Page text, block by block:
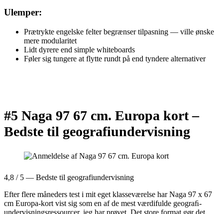
Ulemper:
Prætrykte engelske felter begrænser tilpasning — ville ønske
mere modularitet
Lidt dyrere end simple whiteboards
Føler sig tungere at flytte rundt på end tyndere alternativer
#5 Naga 97 67 cm. Europa kort –
Bedste til geografiundervisning
4,8 / 5 — Bedste til geografiundervisning
Efter flere måneders test i mit eget klasseværelse har Naga 97 x 67
cm Europa-kort vist sig som en af de mest værdifulde geograﬁ-
undervisningsressourcer, jeg har prøvet. Det store format gør det